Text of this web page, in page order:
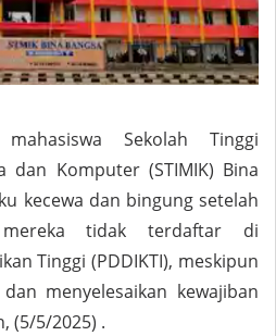
Sekolah Tinggi
dan Komputer (STIMIK) Bina
kecewa dan bingung setelah
mereka tidak terdaftar di
Tinggi (PDDIKTI), meskipun
menyelesaikan kewajiban
(5/5/2025) .